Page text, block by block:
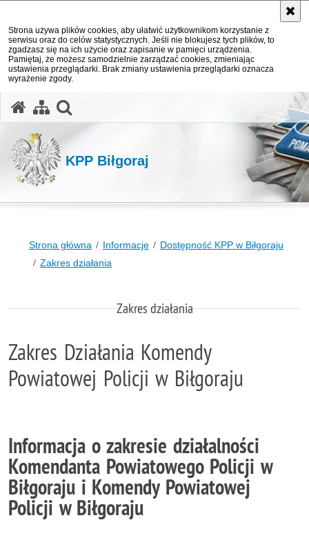
Strona używa plików cookies, aby ułatwić użytkownikom korzystanie z
serwisu oraz do celów statystycznych. Jeśli nie blokujesz tych plików, to
zgadzasz się na ich użycie oraz zapisanie w pamięci urządzenia.
Pamiętaj, że możesz samodzielnie zarządzać cookies, zmieniając
ustawienia przeglądarki. Brak zmiany ustawienia przeglądarki oznacza
wyrażenie zgody.
KPP Biłgoraj
Strona główna Informacje
Dostępność KPP w Biłgoraju
Zakres działania
Zakres działania
Zakres Działania Komendy
Powiatowej Policji w Biłgoraju
Informacja o zakresie działalności
Komendanta Powiatowego Policji w
Biłgoraju i Komendy Powiatowej
Policji w Biłgoraju